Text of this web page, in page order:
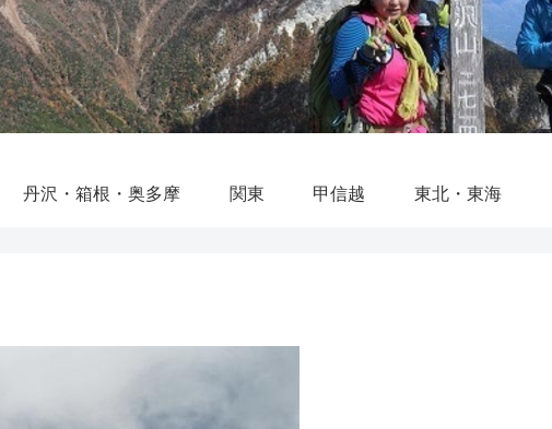
丹沢・箱根・奥多摩 関東 甲信越 東北・東海